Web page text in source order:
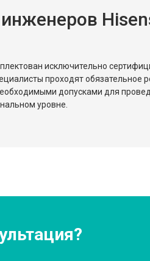
исключительно
проходят обязательное
допусками для
уровне.